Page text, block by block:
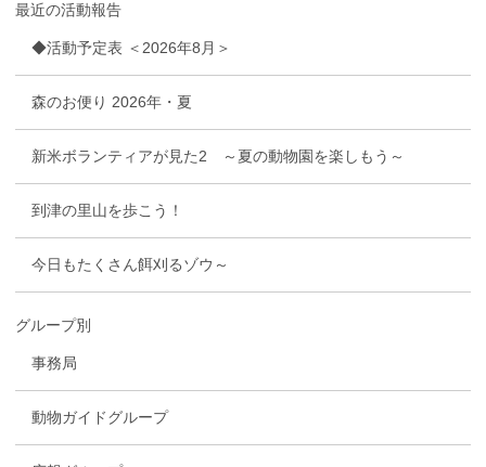
最近の活動報告
◆活動予定表 ＜2026年8月＞
森のお便り 2026年・夏
新米ボランティアが見た2 ～夏の動物園を楽しもう～
到津の里山を歩こう！
今日もたくさん餌刈るゾウ～
グループ別
事務局
動物ガイドグループ